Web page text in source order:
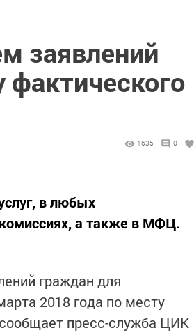
заявлений
фактического
1635 0
в любых
а также в МФЦ.
граждан для
2018 года по месту
пресс-служба ЦИК